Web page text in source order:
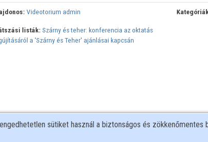
Videotorium admin
listák: Szárny és teher: konferencia az oktatás
a 'Szárny és Teher' ajánlásai kapcsán
sütiket használ a biztonságos és zökkenőmentes